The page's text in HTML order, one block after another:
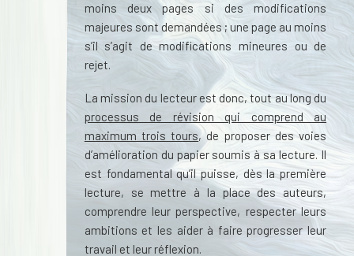
moins deux pages si des modifications
majeures sont demandées ; une page au moins
s’il s’agit de modifications mineures ou de
rejet.
La mission du lecteur est donc, tout au long du
processus de révision qui comprend au
maximum trois tours, de proposer des voies
d’amélioration du papier soumis à sa lecture. Il
est fondamental qu’il puisse, dès la première
lecture, se mettre à la place des auteurs,
comprendre leur perspective, respecter leurs
ambitions et les aider à faire progresser leur
travail et leur réflexion.